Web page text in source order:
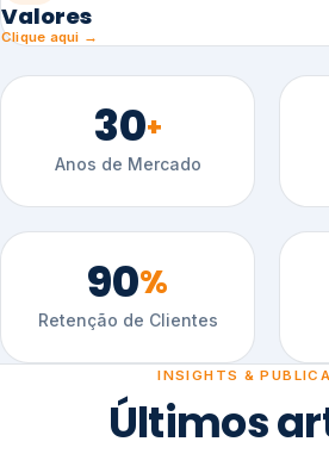
Valores
Clique aqui →
30+
Anos de Mercado
90%
Retenção de Clientes
INSIGHTS &
Últimos